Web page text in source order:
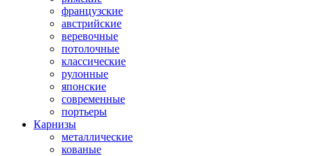
французские
австрийские
веревочные
потолочные
классические
рулонные
японские
современные
портьеры
Карнизы
металлические
кованые